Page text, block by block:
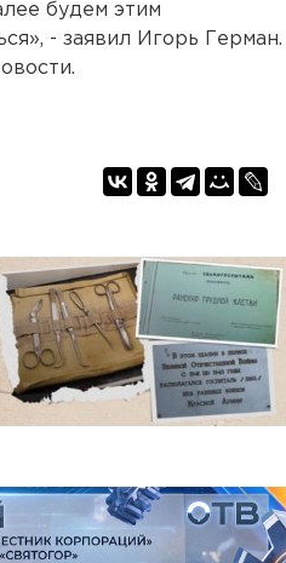
будем этим
- заявил Игорь Герман.